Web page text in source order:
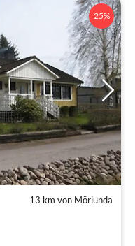
25%
13 km von Mörlunda